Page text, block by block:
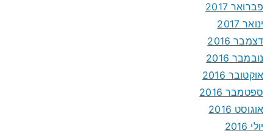
פברואר 2017
ינואר 2017
דצמבר 2016
נובמבר 2016
אוקטובר 2016
ספטמבר 2016
אוגוסט 2016
יולי 2016